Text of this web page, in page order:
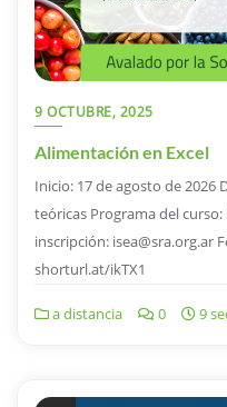
9 OCTUBRE, 2025
Alimentación en Excel
Inicio: 17 de agosto de 2026
teóricas Programa del
inscripción: isea@sra.org.ar
shorturl.at/ikTX1
a distancia 0 9